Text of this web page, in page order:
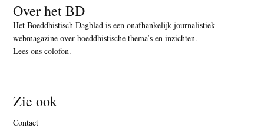
Over het BD
Het Boeddhistisch Dagblad is een onafhankelijk journalistiek
webmagazine over boeddhistische thema’s en inzichten.
Lees ons colofon.
Zie ook
Contact